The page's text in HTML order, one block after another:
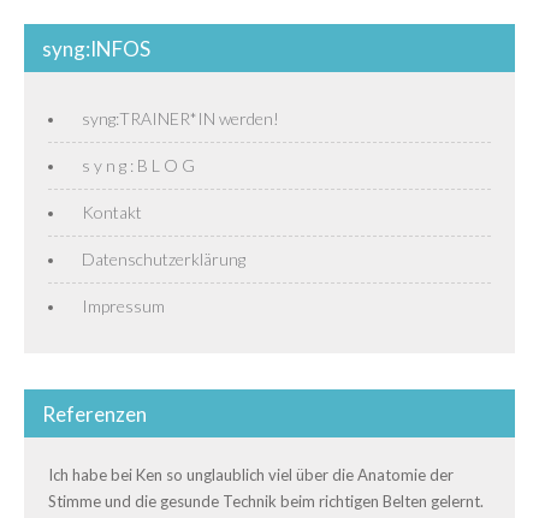
syng:INFOS
syng:TRAINER*IN werden!
s y n g : B L O G
Kontakt
Datenschutzerklärung
Impressum
Referenzen
Ich habe bei Ken so unglaublich viel über die Anatomie der
Stimme und die gesunde Technik beim richtigen Belten gelernt.